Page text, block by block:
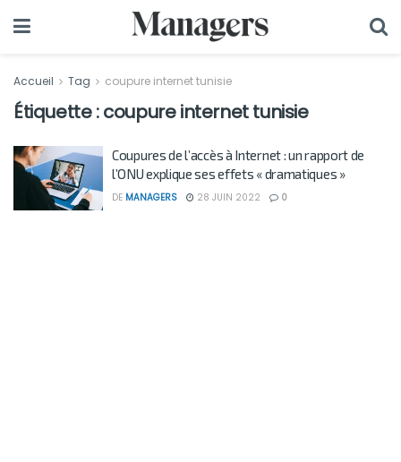
Accueil Tag coupure internet tunisie
Étiquette :coupure internet tunisie
Coupures de l’accès à Internet : un rapport de
l’ONU explique ses effets « dramatiques »
DE MANAGERS 28 JUIN 2022 0